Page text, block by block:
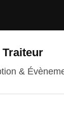
Traiteur
&